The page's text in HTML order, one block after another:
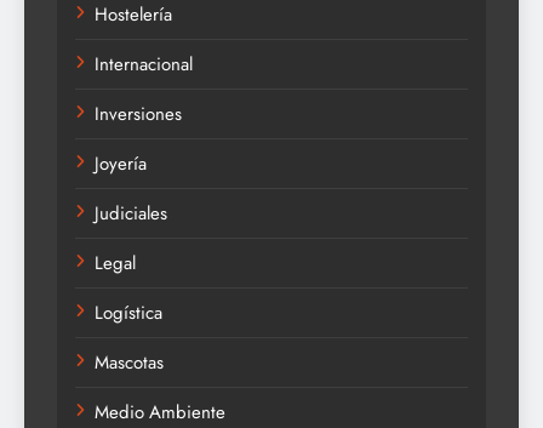
Hostelería
Internacional
Inversiones
Joyería
Judiciales
Legal
Logística
Mascotas
Medio Ambiente